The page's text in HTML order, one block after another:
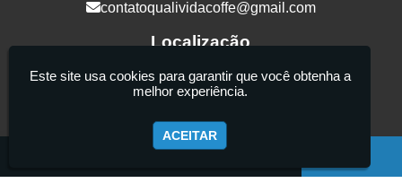
contatoqualividacoffe@gmail.com
Localização
Rua Samurais, 27 - Vila Maria Alta - São
Paulo / SP - CEP: 02130-080
Este site usa cookies para garantir que você obtenha a
melhor experiência.
ACEITAR